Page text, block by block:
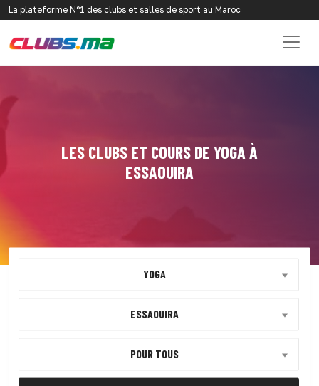
La plateforme N°1 des clubs et salles de sport au Maroc
LES CLUBS ET COURS DE YOGA À
ESSAOUIRA
YOGA
ESSAOUIRA
POUR TOUS